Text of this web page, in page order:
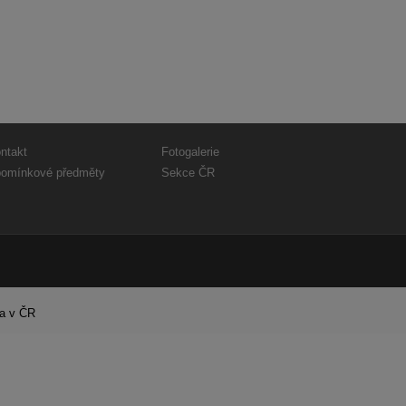
předměty
Fotogalerie
Sekce ČR
v ČR